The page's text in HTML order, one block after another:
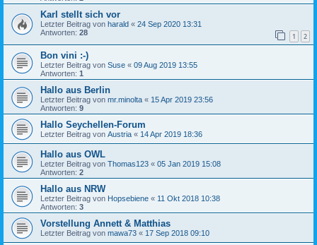
Karl stellt sich vor
Letzter Beitrag von harald « 24 Sep 2020 13:31
Antworten: 28 1 2
Bon vini :-)
Letzter Beitrag von Suse « 09 Aug 2019 13:55
Antworten: 1
Hallo aus Berlin
Letzter Beitrag von mr.minolta « 15 Apr 2019 23:56
Antworten: 9
Hallo Seychellen-Forum
Letzter Beitrag von Austria « 14 Apr 2019 18:36
Hallo aus OWL
Letzter Beitrag von Thomas123 « 05 Jan 2019 15:08
Antworten: 2
Hallo aus NRW
Letzter Beitrag von Hopsebiene « 11 Okt 2018 10:38
Antworten: 3
Vorstellung Annett & Matthias
Letzter Beitrag von mawa73 « 17 Sep 2018 09:10